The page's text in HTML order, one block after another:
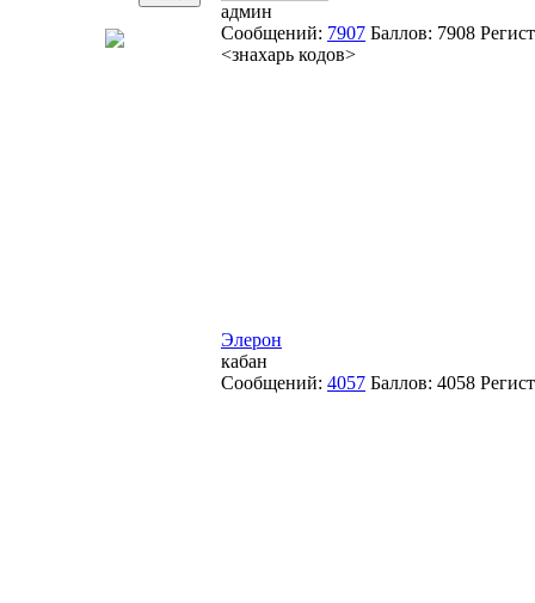
админ
Сообщений: 7907 Баллов: 7908
<знахарь кодов>
Элерон
кабан
Сообщений: 4057 Баллов: 4058